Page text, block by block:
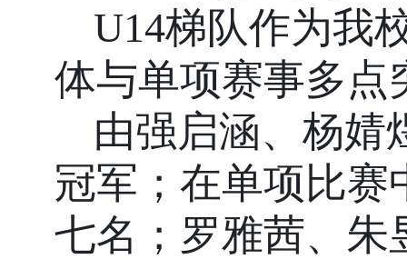
U14梯队作为我
体与单项赛事多点
由强启涵、杨婧
冠军；在单项比赛
七名；罗雅茜、朱